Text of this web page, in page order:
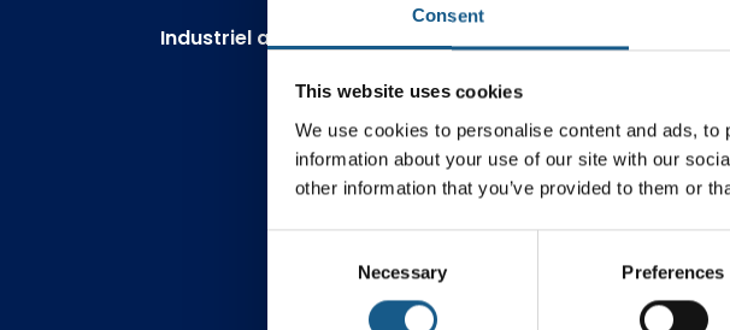
Consent
This website uses cookies
We use cookies to personalise content and ads,
information about your use of our site with our
other information that you’ve provided to them or
Necessary Preferences
Industriel automation